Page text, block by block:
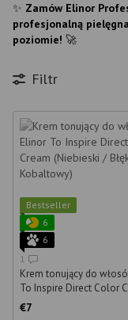
✨ Zamów Elinor
profesjonalną
poziomie! 🚀
Filtr
Bestseller
6
6
1
Krem tonujący do
To Inspire Direct Color
(Niebieski / Błękit
€7